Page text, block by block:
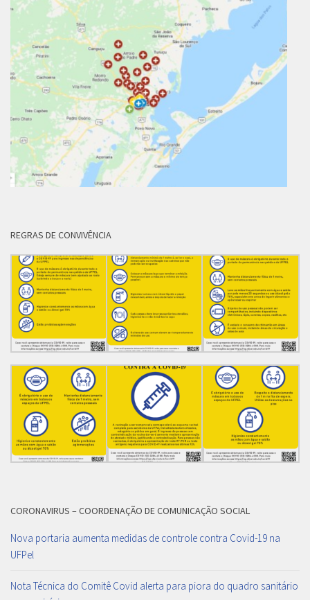
REGRAS DE CONVIVÊNCIA
CORONAVIRUS – COORDENAÇÃO DE COMUNICAÇÃO SOCIAL
Nova portaria aumenta medidas de controle contra Covid-19 na
UFPel
Nota Técnica do Comitê Covid alerta para piora do quadro sanitário